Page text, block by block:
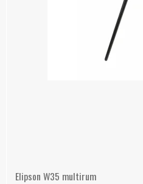
Elipson W35 multirum